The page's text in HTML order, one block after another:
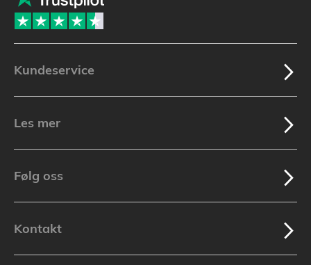
Kundeservice
Les mer
Følg oss
Kontakt